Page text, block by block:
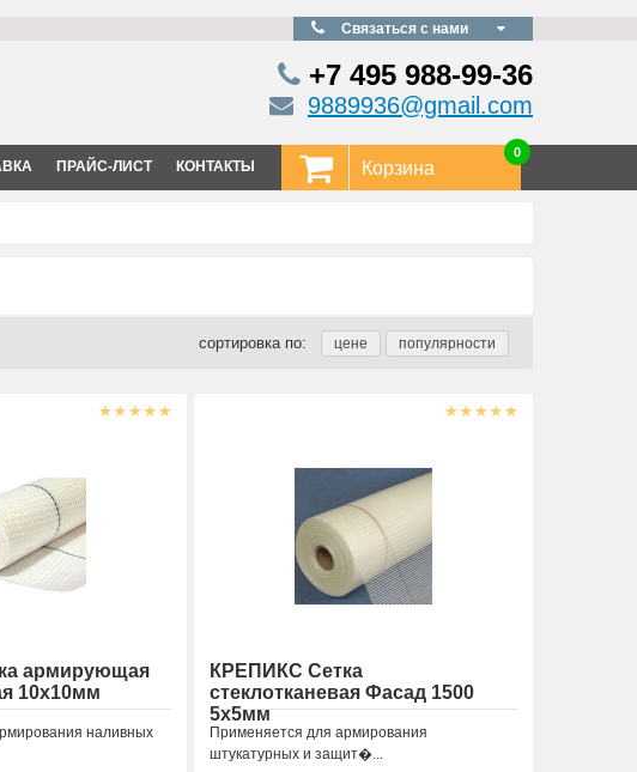
Связаться с нами
+7 495 988-99-36
9889936@gmail.com
ПРАЙС-ЛИСТ КОНТАКТЫ Корзина
0
сортировка по:
армирующая
10x10мм
наливных
КРЕПИКС Сетка
стеклотканевая Фасад 1500
5х5мм
Применяется для армирования
штукатурных и защит�...